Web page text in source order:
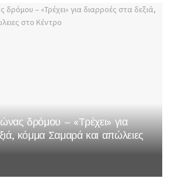
δρόμου – «Τρέχει» για
κόμμα Σαμαρά και απώλειες